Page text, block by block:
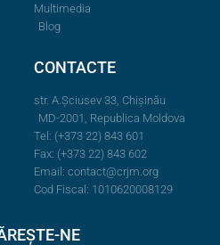
Multimedia
Blog
CONTACTE
str. A.Şciusev 33, Chișinău
MD-2001, Republica Moldova
Tel: (+373 22) 843 601
Fax: (+373 22) 843 602
Email: contact@crjm.org
Cod Fiscal: 1010620008129
NE